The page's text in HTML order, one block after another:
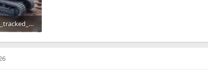
small_rubber_tracked_excavator [1].webp
27